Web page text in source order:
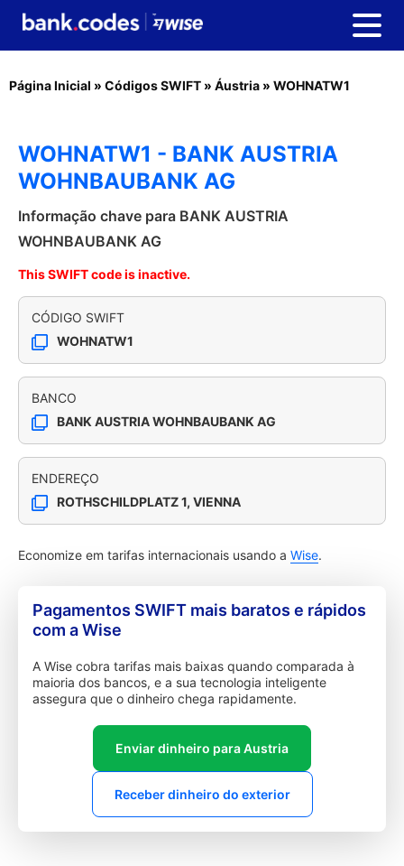
Página Inicial » Códigos SWIFT » Áustria » WOHNATW1
WOHNATW1 - BANK AUSTRIA
WOHNBAUBANK AG
Informação chave para BANK AUSTRIA
WOHNBAUBANK AG
This SWIFT code is inactive.
CÓDIGO SWIFT
WOHNATW1
BANCO
BANK AUSTRIA WOHNBAUBANK AG
ENDEREÇO
ROTHSCHILDPLATZ 1, VIENNA
Economize em tarifas internacionais usando a Wise.
Pagamentos SWIFT mais baratos e rápidos
com a Wise
A Wise cobra tarifas mais baixas quando comparada à
maioria dos bancos, e a sua tecnologia inteligente
assegura que o dinheiro chega rapidamente.
Enviar dinheiro para Austria
Receber dinheiro do exterior